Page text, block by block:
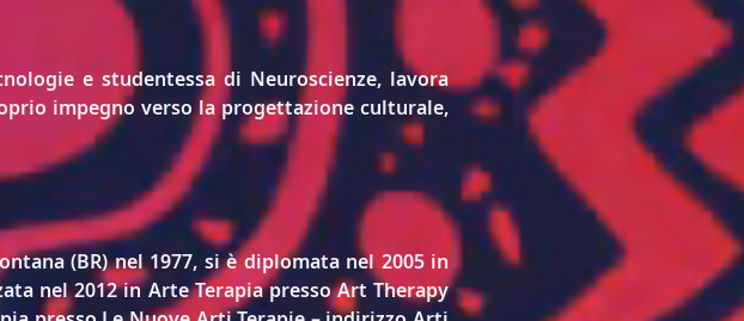
e studentessa di Neuroscienze, lavora
impegno verso la progettazione culturale,
(BR) nel 1977, si è diplomata nel 2005 in
nel 2012 in Arte Terapia presso Art Therapy